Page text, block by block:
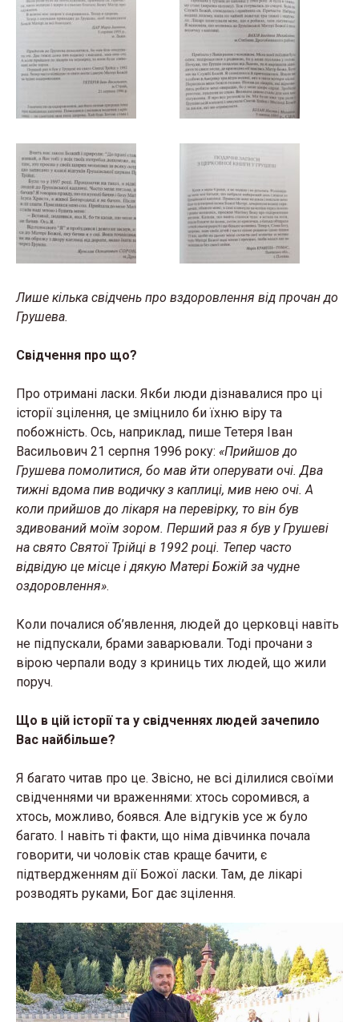
Лише кілька свідчень про вздоровлення від прочан до
Грушева.
Свідчення про що?
Про отримані ласки. Якби люди дізнавалися про ці
історії зцілення, це зміцнило би їхню віру та
побожність. Ось, наприклад, пише Тетеря Іван
Васильович 21 серпня 1996 року: «Прийшов до
Грушева помолитися, бо мав йти оперувати очі. Два
тижні вдома пив водичку з каплиці, мив нею очі. А
коли прийшов до лікаря на перевірку, то він був
здивований моїм зором. Перший раз я був у Грушеві
на свято Святої Трійці в 1992 році. Тепер часто
відвідую це місце і дякую Матері Божій за чудне
оздоровлення».
Коли почалися об’явлення, людей до церковці навіть
не підпускали, брами заварювали. Тоді прочани з
вірою черпали воду з криниць тих людей, що жили
поруч.
Що в цій історії та у свідченнях людей зачепило
Вас найбільше?
Я багато читав про це. Звісно, не всі ділилися своїми
свідченнями чи враженнями: хтось соромився, а
хтось, можливо, боявся. Але відгуків усе ж було
багато. І навіть ті факти, що німа дівчинка почала
говорити, чи чоловік став краще бачити, є
підтвердженням дії Божої ласки. Там, де лікарі
розводять руками, Бог дає зцілення.